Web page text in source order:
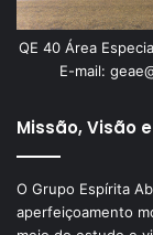
QE 40 Área
E-mail:
Missão, Visão
O Grupo Espírita
aperfeiçoamento